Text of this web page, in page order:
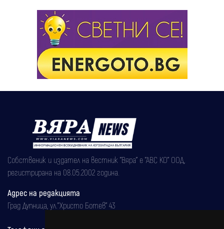
Собственик и издател на вестник "Вяра" е "АВС КО" ООД,
регистрирана на 08.05.2002 година.
Адрес на редакцията
Град Дупница, ул.''Христо Ботев" 43